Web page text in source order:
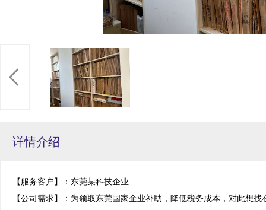
详情介绍
【服务客户】：东莞某科技企业
【公司需求】：为领取东莞国家企业补助，降低税务成本，对此想